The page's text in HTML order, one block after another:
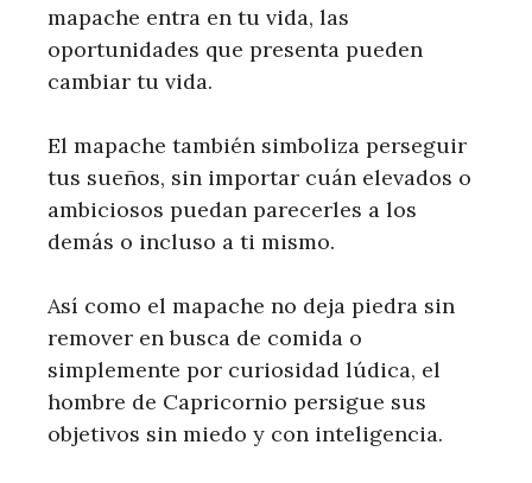
mapache entra en tu vida, las
oportunidades que presenta pueden
cambiar tu vida.
El mapache también simboliza perseguir
tus sueños, sin importar cuán elevados o
ambiciosos puedan parecerles a los
demás o incluso a ti mismo.
Así como el mapache no deja piedra sin
remover en busca de comida o
simplemente por curiosidad lúdica, el
hombre de Capricornio persigue sus
objetivos sin miedo y con inteligencia.